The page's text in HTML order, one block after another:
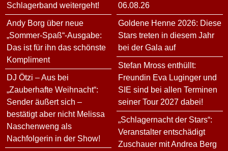
Schlagerband weitergeht!
Andy Borg über neue
„Sommer-Spaß“-Ausgabe:
Das ist für ihn das schönste
Kompliment
DJ Ötzi – Aus bei
„Zauberhafte Weihnacht“:
Sender äußert sich –
bestätigt aber nicht Melissa
Naschenweng als
Nachfolgerin in der Show!
06.08.26
Goldene Henne 2026: Diese
Stars treten in diesem Jahr
bei der Gala auf
Stefan Mross enthüllt:
Freundin Eva Luginger und
SIE sind bei allen Terminen
seiner Tour 2027 dabei!
„Schlagernacht der Stars“:
Veranstalter entschädigt
Zuschauer mit Andrea Berg